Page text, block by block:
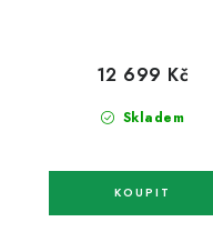
Skladem
12 699 Kč